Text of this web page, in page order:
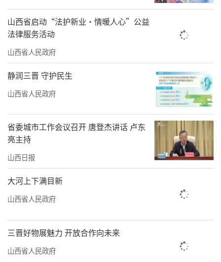
山西省启动“法护新业·情暖人心”公益
法律服务活动
山西省人民政府
静润三晋 守护民生
山西省人民政府
省委城市工作会议召开 唐登杰讲话 卢东
亮主持
山西日报
大河上下满目新
山西省人民政府
三晋好物展魅力 开放合作向未来
山西省人民政府